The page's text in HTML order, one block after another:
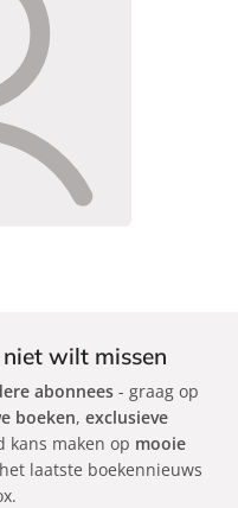
wilt missen
abonnees- graag op
boeken, exclusieve
kans maken op mooie
laatste boekennieuws